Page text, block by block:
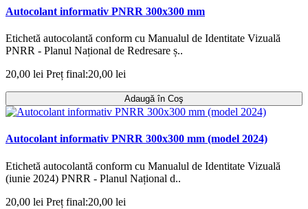
Autocolant informativ PNRR 300x300 mm
Etichetă autocolantă conform cu Manualul de Identitate Vizuală
PNRR - Planul Național de Redresare ș..
20,00 lei Preț final:20,00 lei
Adaugă în Coş
Autocolant informativ PNRR 300x300 mm (model 2024)
Etichetă autocolantă conform cu Manualul de Identitate Vizuală
(iunie 2024) PNRR - Planul Național d..
20,00 lei Preț final:20,00 lei